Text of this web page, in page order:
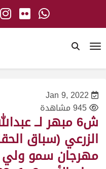
Jan 9, 2022
945 مشاهدة
ش6 مبهر لــ
الزرعي (سباق
مهرجان سمو